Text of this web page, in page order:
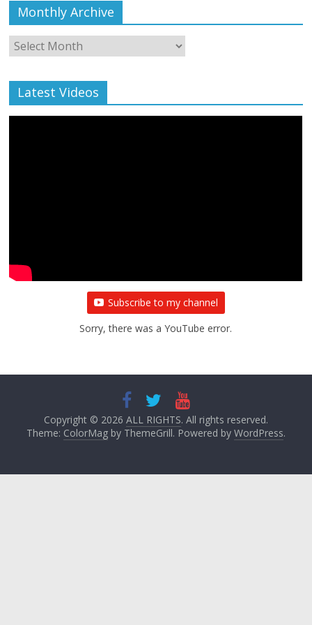
Monthly Archive
Monthly
Archive
Latest Videos
Subscribe to my channel
Sorry, there was a YouTube error.
Copyright © 2026 ALL RIGHTS. All rights reserved.
Theme: ColorMagby ThemeGrill. Powered by WordPress.